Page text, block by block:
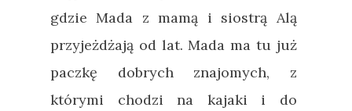
gdzie Mada z mamą i siostrą Alą
przyjeżdżają od lat. Mada ma tu już
paczkę dobrych znajomych, z
którymi chodzi na kajaki i do